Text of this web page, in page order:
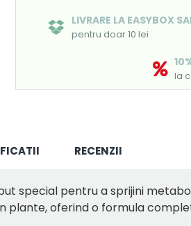
LIVRARE LA EASYBOX
pentru doar 10 lei
la
RECENZII
special pentru a sprijini
plante, oferind o formula